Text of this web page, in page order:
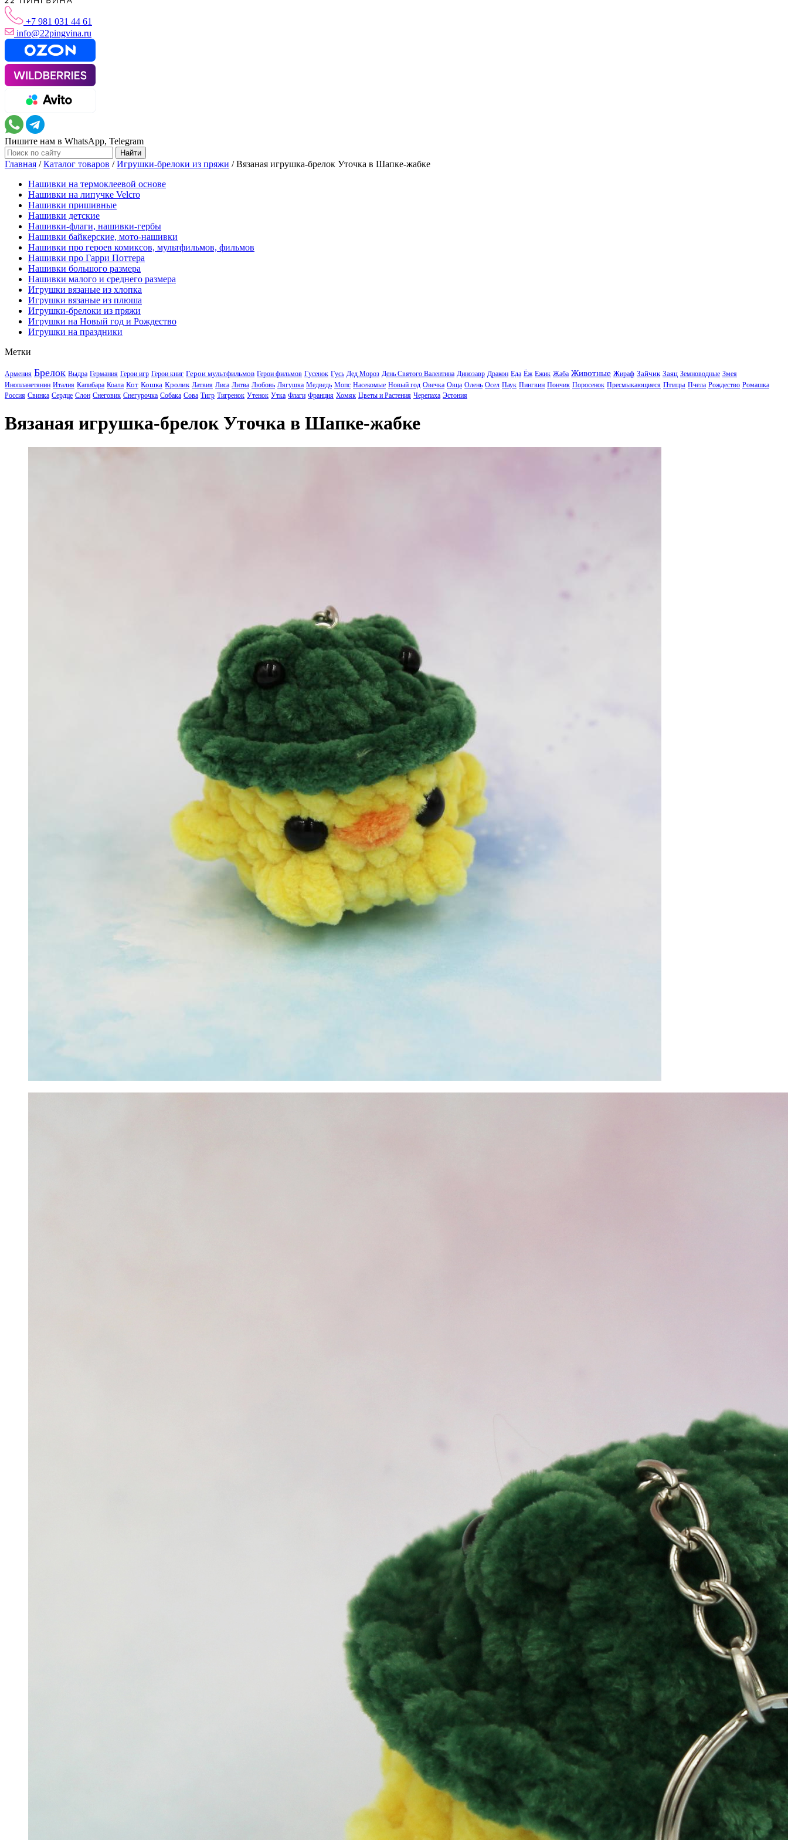
+7 981 031 44 61
info@22pingvina.ru
Пишите нам в WhatsApp, Telegram
Главная /Каталог товаров /Игрушки-брелоки из пряжи /Вязаная игрушка-брелок Уточка в Шапке-жабке
Нашивки на термоклеевой основе
Нашивки на липучке Velcro
Нашивки пришивные
Нашивки детские
Нашивки-флаги, нашивки-гербы
Нашивки байкерские, мото-нашивки
Нашивки про героев комиксов, мультфильмов, фильмов
Нашивки про Гарри Поттера
Нашивки большого размера
Нашивки малого и среднего размера
Игрушки вязаные из хлопка
Игрушки вязаные из плюша
Игрушки-брелоки из пряжи
Игрушки на Новый год и Рождество
Игрушки на праздники
Метки
Армения Брелок Выдра Германия Герои игр Герои книг Герои мультфильмов Герои фильмов Гусенок Гусь Дед Мороз День Святого Валентина Динозавр Дракон Еда Ёж Ежик Жаба Животные Жираф Зайчик Заяц Земноводные Змея
Инопланетянин Италия Капибара Коала Кот Кошка Кролик Латвия Лиса Литва Любовь Лягушка Медведь Мопс Насекомые Новый год Овечка Овца Олень Осел Паук Пингвин Пончик Поросенок Пресмыкающиеся Птицы Пчела Рождество Ромашка
Россия Свинка Сердце Слон Снеговик Снегурочка Собака Сова Тигр Тигренок Утенок Утка Флаги Франция Хомяк Цветы и Растения Черепаха Эстония
Вязаная игрушка-брелок Уточка в Шапке-жабке